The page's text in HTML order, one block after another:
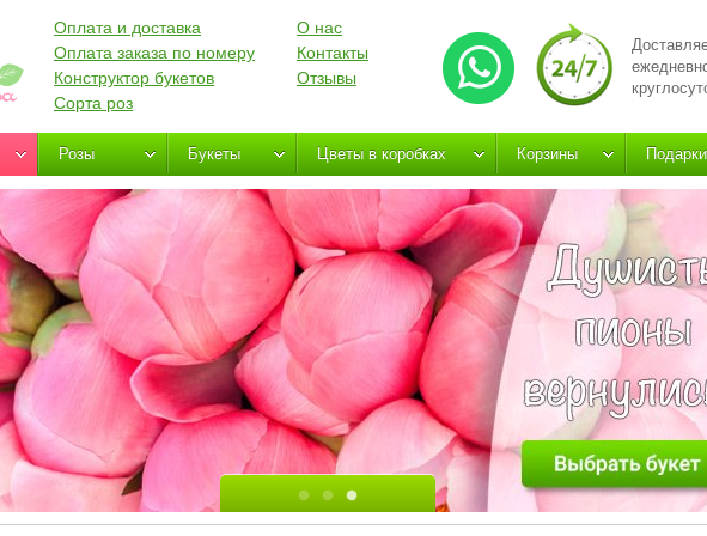
Оплата и доставка
Оплата заказа по номеру
Конструктор букетов
Сорта роз
О нас
Контакты
Отзывы
Розы Букеты Цветы в коробках Корзины Подарки